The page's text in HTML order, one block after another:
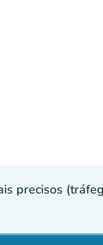
precisos